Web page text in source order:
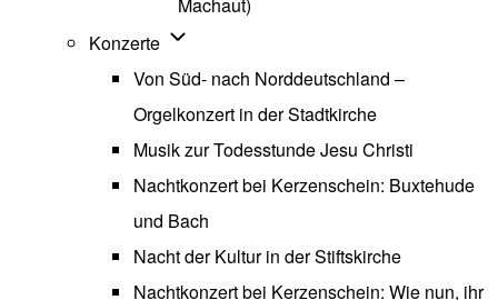
Konzerte Unternavigation von Konzerte
Von Süd- nach Norddeutschland –
Orgelkonzert in der Stadtkirche
Musik zur Todesstunde Jesu Christi
Nachtkonzert bei Kerzenschein: Buxtehude
und Bach
Nacht der Kultur in der Stiftskirche
Nachtkonzert bei Kerzenschein: Wie nun, ihr